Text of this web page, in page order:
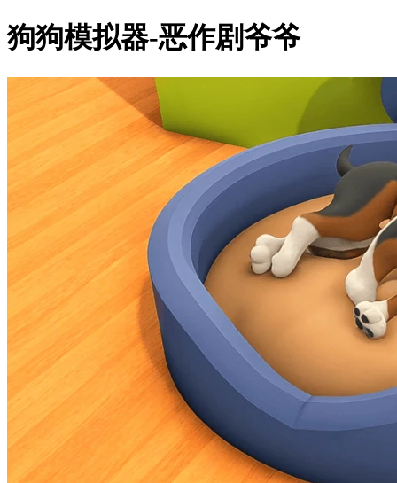
狗狗模拟器-恶作剧爷爷